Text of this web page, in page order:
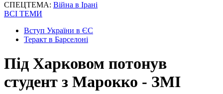
СПЕЦТЕМА: Війна в Ірані
ВСІ ТЕМИ
Вступ України в ЄС
Теракт в Барселоні
Під Харковом потонув
студент з Марокко - ЗМІ